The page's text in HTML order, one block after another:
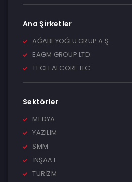
Ana Şirketler
AĞABEYOĞLU GRUP A.Ş.
EAGM GROUP LTD.
TECH AI CORE LLC.
Sektörler
MEDYA
YAZILIM
SMM
İNŞAAT
TURİZM